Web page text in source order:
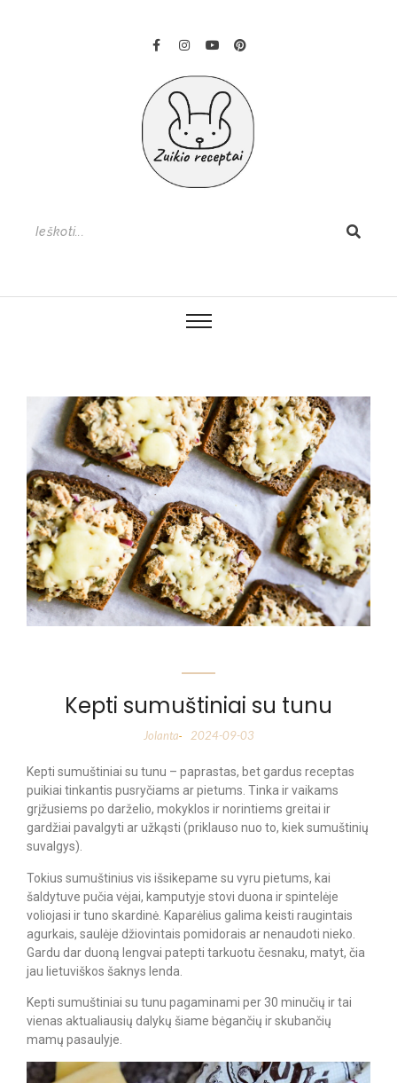
Kepti sumuštiniai su tunu
Jolanta- 2024-09-03
Kepti sumuštiniai su tunu – paprastas, bet gardus receptas
puikiai tinkantis pusryčiams ar pietums. Tinka ir vaikams
grįžusiems po darželio, mokyklos ir norintiems greitai ir
gardžiai pavalgyti ar užkąsti (priklauso nuo to, kiek sumuštinių
suvalgys).
Tokius sumuštinius vis išsikepame su vyru pietums, kai
šaldytuve pučia vėjai, kamputyje stovi duona ir spintelėje
voliojasi ir tuno skardinė. Kaparėlius galima keisti raugintais
agurkais, saulėje džiovintais pomidorais ar nenaudoti nieko.
Gardu dar duoną lengvai patepti tarkuotu česnaku, matyt, čia
jau lietuviškos šaknys lenda.
Kepti sumuštiniai su tunu pagaminami per 30 minučių ir tai
vienas aktualiausių dalykų šiame bėgančių ir skubančių
mamų pasaulyje.